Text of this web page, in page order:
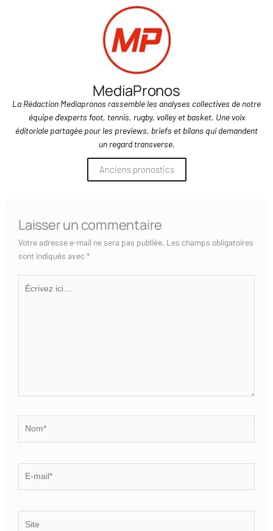
MediaPronos
La Rédaction Mediapronos rassemble les analyses collectives de notre
équipe d'experts foot, tennis, rugby, volley et basket. Une voix
éditoriale partagée pour les previews, briefs et bilans qui demandent
un regard transverse.
Anciens pronostics
Laisser un commentaire
Votre adresse e-mail ne sera pas publiée. Les champs obligatoires
sont indiqués avec*
Écrivez
ici…
mail*